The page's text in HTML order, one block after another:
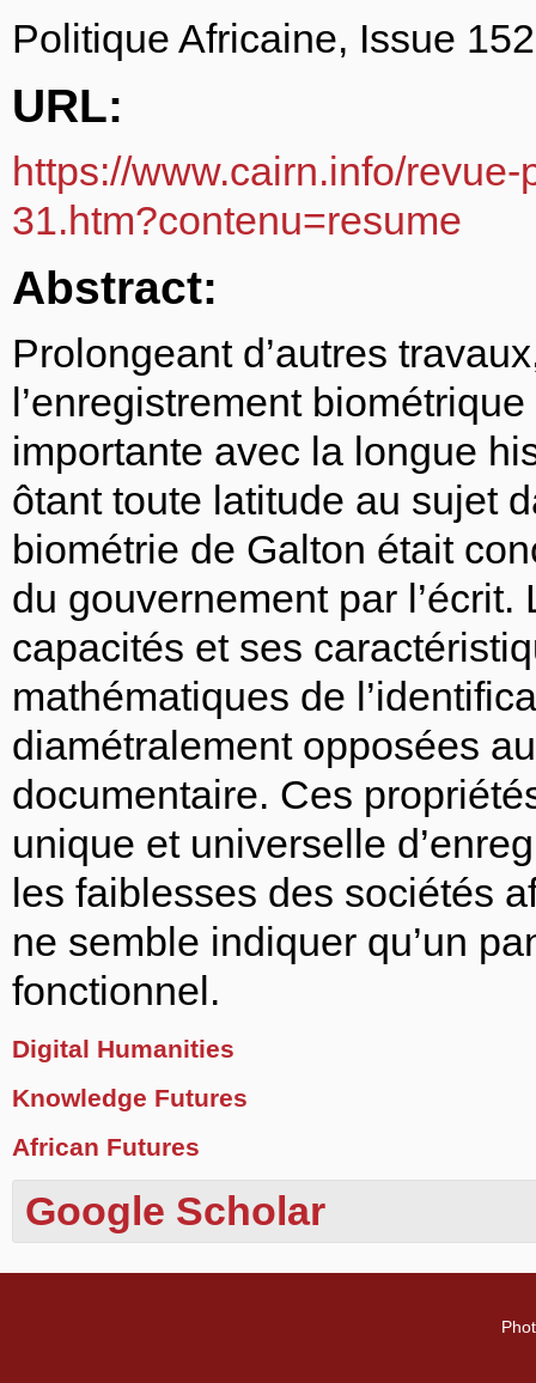
Politique Africaine, Issue
URL:
https://www.cairn.info/
31.htm?contenu=resume
Abstract:
Prolongeant d’autres
l’enregistrement
importante avec la longue
ôtant toute latitude au sujet
biométrie de Galton était
du gouvernement par l’écrit.
capacités et ses
mathématiques de
diamétralement opposées
documentaire. Ces
unique et universelle
les faiblesses des sociétés
ne semble indiquer qu’un
fonctionnel.
Digital Humanities
Knowledge Futures
African Futures
Google Scholar